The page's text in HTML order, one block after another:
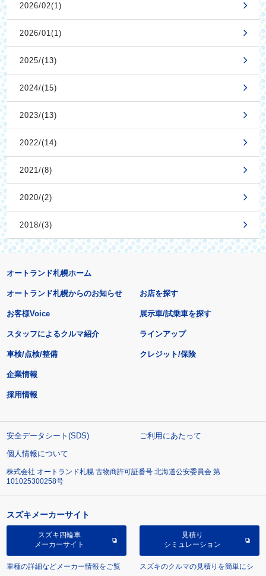
2026/02(1)
2026/01(1)
2025/(13)
2024/(15)
2023/(13)
2022/(14)
2021/(8)
2020/(2)
2018/(3)
オートランド札幌ホーム
オートランド札幌からのお知らせ
お客様Voice
スタッフによるクルマ紹介
お店を探す
展示車/試乗車を探す
ラインアップ
車検/点検/整備 クレジット/保険
企業情報
採用情報
安全データシート(SDS)
ご利用にあたって
個人情報について
株式会社 オートランド札幌 古物商許可証番号 北海道公安委員会 第
101025300258号
スズキメーカーサイト
スズキ四輪車
メーカーサイト
車種の詳細などメーカー情報をご覧
見積り
シミュレーション
スズキのクルマの見積りを簡単にシ